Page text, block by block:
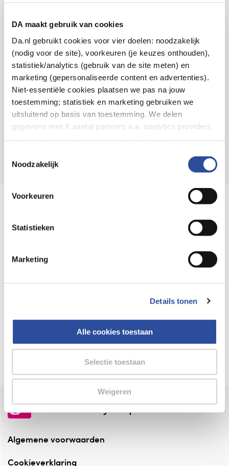
DA maakt gebruik van cookies
Da.nl gebruikt cookies voor vier doelen: noodzakelijk
(nodig voor de site), voorkeuren (je keuzes onthouden),
statistiek/analytics (gebruik van de site meten) en
marketing (gepersonaliseerde content en advertenties).
Niet-essentiële cookies plaatsen we pas na jouw
toestemming; statistiek en marketing gebruiken we
uitsluitend op basis van toestemming. We delen
gegevens met X aantal partners o.a. analytics providers,
en de bewaartermijnen per categorie. Je kunt je keuze op
gegevensverwerking staat in de
Privacyverklaring
Noodzakelijk
Voorkeuren
Statistieken
Marketing
Details tonen
Alle cookies toestaan
Selectie toestaan
Weigeren
8.6 uit4.106 reviews
Over DA
Klantenservice
Assortiment
VolgDAop:
Online aanbieder medicijnen
webshop mag verkopen.
⁠Verantwoorde zorg, ⁠ook online.
Altijd onze folder bij de hand
Check onze folders ⁠bij AlleFolders.
de vriendelijke specialist
Algemene voorwaarden
Cookieverklaring